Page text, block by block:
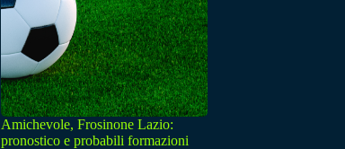
Amichevole, Frosinone Lazio:
pronostico e probabili formazioni